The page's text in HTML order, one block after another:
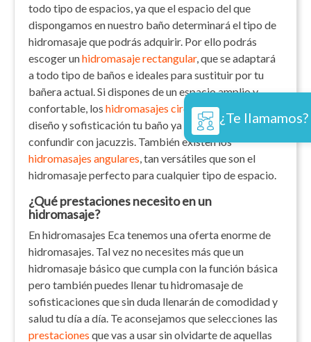
todo tipo de espacios, ya que el espacio del que
dispongamos en nuestro baño determinará el tipo de
hidromasaje que podrás adquirir. Por ello podrás
escoger unhidromasaje rectangular, que se adaptará
a todo tipo de baños e ideales para sustituir por tu
bañera actual. Si dispones de un espacio amplio y
confortable, los hidromasajes circularesllenarán de
diseño y sofisticación tu baño ya que se suelen
confundir con jacuzzis. También existen los
hidromasajes angulares, tan versátiles que son el
hidromasaje perfecto para cualquier tipo de espacio.
¿Qué prestaciones necesito en un
hidromasaje?
En hidromasajes Eca tenemos una oferta enorme de
hidromasajes. Tal vez no necesites más que un
hidromasaje básico que cumpla con la función básica
pero también puedes llenar tu hidromasaje de
sofisticaciones que sin duda llenarán de comodidad y
salud tu día a día. Te aconsejamos que selecciones las
prestaciones que vas a usar sin olvidarte de aquellas
¿Te llamamos?